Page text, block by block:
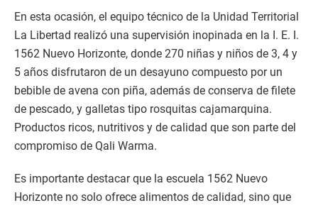
En esta ocasión, el equipo técnico de la Unidad Territorial
La Libertad realizó una supervisión inopinada en la I. E. I.
1562 Nuevo Horizonte, donde 270 niñas y niños de 3, 4 y
5 años disfrutaron de un desayuno compuesto por un
bebible de avena con piña, además de conserva de filete
de pescado, y galletas tipo rosquitas cajamarquina.
Productos ricos, nutritivos y de calidad que son parte del
compromiso de Qali Warma.
Es importante destacar que la escuela 1562 Nuevo
Horizonte no solo ofrece alimentos de calidad, sino que